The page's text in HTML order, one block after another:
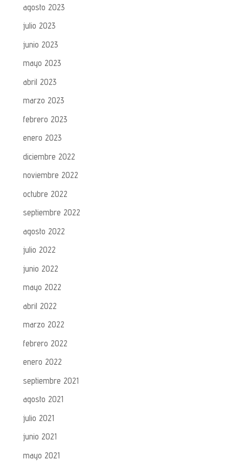
agosto 2023
julio 2023
junio 2023
mayo 2023
abril 2023
marzo 2023
febrero 2023
enero 2023
diciembre 2022
noviembre 2022
octubre 2022
septiembre 2022
agosto 2022
julio 2022
junio 2022
mayo 2022
abril 2022
marzo 2022
febrero 2022
enero 2022
septiembre 2021
agosto 2021
julio 2021
junio 2021
mayo 2021